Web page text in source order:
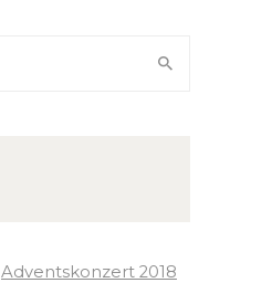
Adventskonzert 2018